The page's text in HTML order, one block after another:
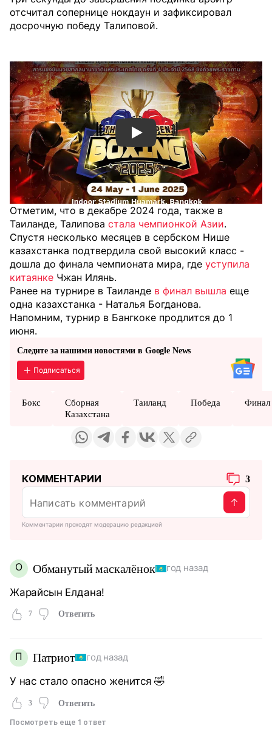
отсчитал сопернице нокдаун и зафиксировал
досрочную победу Талиповой.
Смотреть видео YouTube
Отметим, что в декабре 2024 года, также в
Таиланде, Талипова стала чемпионкой Азии.
Спустя несколько месяцев в сербском Нише
казахстанка подтвердила свой высокий класс -
дошла до финала чемпионата мира, где уступила
китаянке Чжан Илянь.
Ранее на турнире в Таиланде в финал вышла еще
одна казахстанка - Наталья Богданова.
Напомним, турнир в Бангкоке продлится до 1
июня.
Следите за нашими новостями в Google News
Подписаться
Бокс
Сборная
Казахстана
Таиланд Победа Финал
КОММЕНТАРИИ 3
Комментарии проходят модерацию редакцией
О Обманутый маскалёнок год назад
Жарайсын Елдана!
7 Ответить
П Патриот год назад
У нас стало опасно женится 🤣
3 Ответить
Посмотреть еще 1 ответ